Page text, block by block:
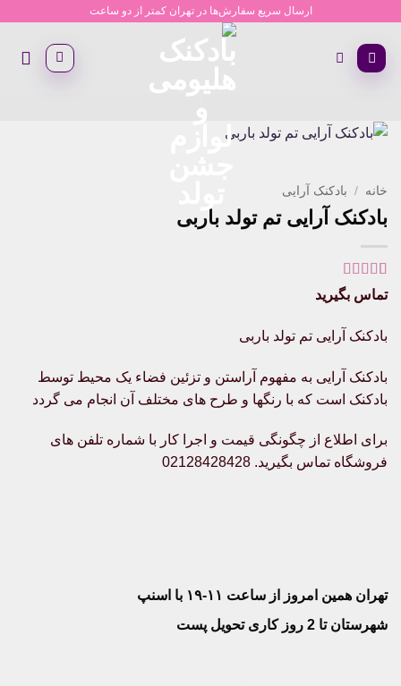
content
ارسال سریع سفارش‌ها در تهران کمتر از دو ساعت
خانه / بادکنک آرایی
بادکنک آرایی تم تولد باربی
امتیاز 5
از 5
امتیاز
1تماس بگیرید
بادکنک آرایی تم تولد باربی
بادکنک آرایی به مفهوم آراستن و تزئین فضاء یک محیط توسط
بادکنک است که با رنگها و طرح های مختلف آن انجام می گردد
برای اطلاع از چگونگی قیمت و اجرا کار با شماره تلفن های
فروشگاه تماس بگیرید. 02128428428
تهران همین امروز از ساعت ۱۱-۱۹ با اسنپ
شهرستان تا 2 روز کاری تحویل پست